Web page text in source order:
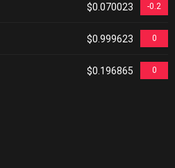
$0.070023 -0.2
$0.999623 0
$0.196865 0